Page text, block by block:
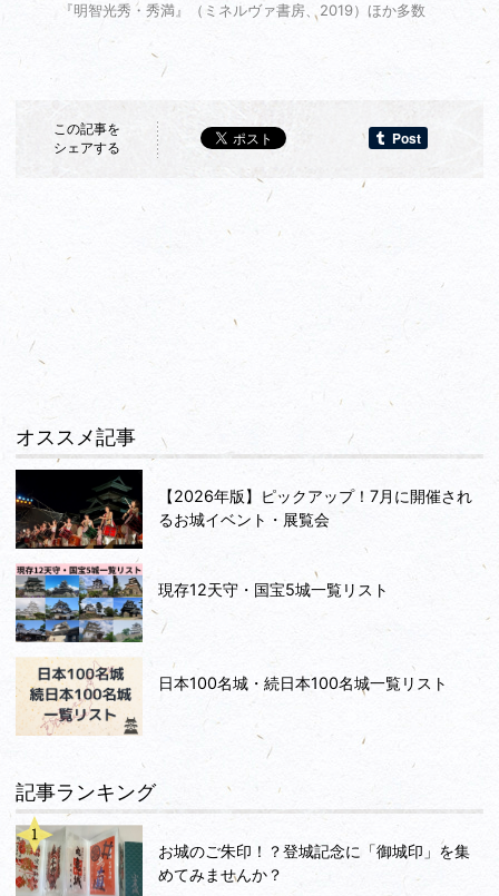
『明智光秀・秀満』（ミネルヴァ書房、2019）ほか多数
この記事を
シェアする
オススメ記事
【2026年版】ピックアップ！7月に開催され
るお城イベント・展覧会
現存12天守・国宝5城一覧リスト
日本100名城・続日本100名城一覧リスト
記事ランキング
お城のご朱印！？登城記念に「御城印」を集
めてみませんか？